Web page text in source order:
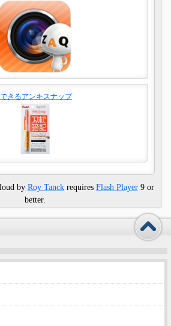
きるアンキスナップ
by Roy Tanckrequires Flash Player9 or
better.